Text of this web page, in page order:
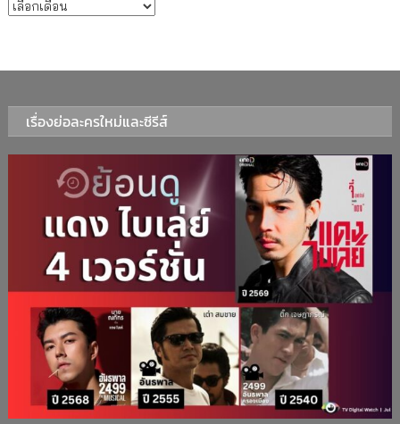
บทความรายเดือน
เรื่องย่อละครใหม่และซีรีส์